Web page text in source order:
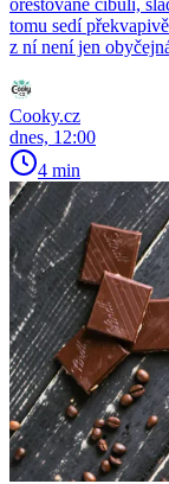
orestované cibuli,
tomu sedí
z ní není jen
Cooky.cz
dnes, 12:00
4 min